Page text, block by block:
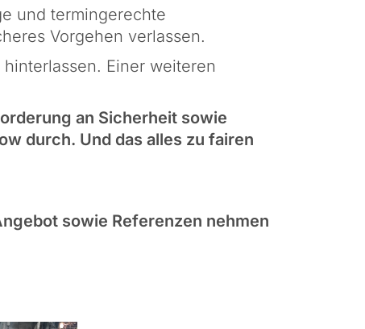
und termingerechte
Vorgehen verlassen.
Einer weiteren
an Sicherheit sowie
durch. Und das alles zu fairen
sowie Referenzen nehmen